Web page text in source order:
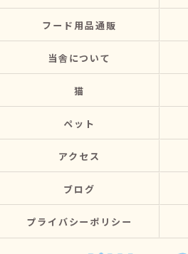
フード用品通販
当舎について
猫
ペット
アクセス
ブログ
プライバシーポリシー